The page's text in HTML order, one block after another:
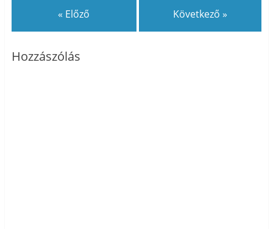
« Előző Következő »
Hozzászólás